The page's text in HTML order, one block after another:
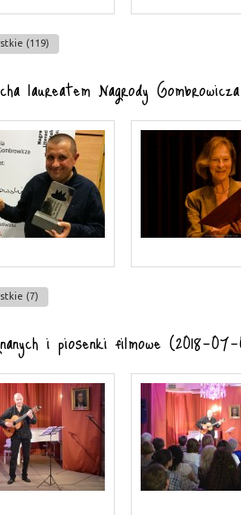
(119)
laureatem Nagrody
(7)
i piosenki filmowe (2018-